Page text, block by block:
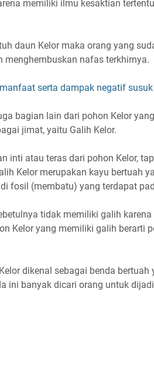
memiliki ilmu kesaktian
daun Kelor maka orang yang
menghembuskan nafas terkhirnya.
serta dampak negatif
bagian lain dari pohon Kelor
jimat, yaitu Galih Kelor.
inti atau teras dari pohon Kelor,
Kelor merupakan kayu bertuah
fosil (membatu) yang terdapat
tidak memiliki galih
Kelor yang memiliki galih berarti
dikenal sebagai benda
ini banyak dicari orang untuk